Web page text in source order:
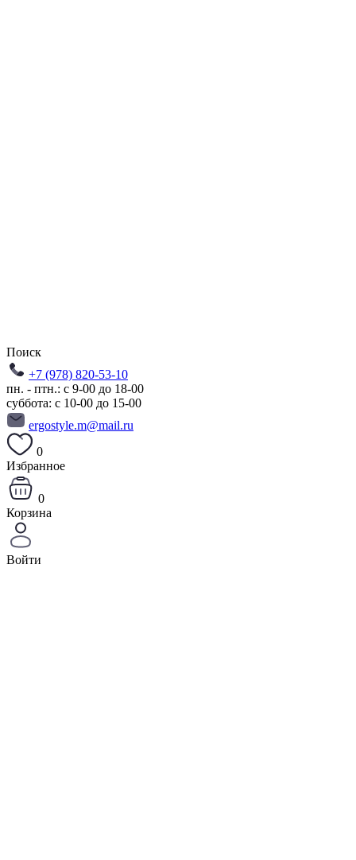
Поиск
+7 (978) 820-53-10
пн. - птн.: с 9-00 до 18-00
суббота: с 10-00 до 15-00
ergostyle.m@mail.ru
0
Избранное
0
Корзина
Войти